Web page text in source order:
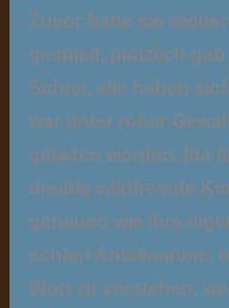
Zuvor hatte sie
gespielt, plötzlich
Schrei, alle haben
war unter roher
geladen worden. Ida
dreißig wildfremde
genauso wie ihre
echten Anteilnahme,
Wort zu verstehen,